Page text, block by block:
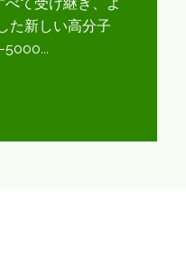
た新しい高分子
5000...